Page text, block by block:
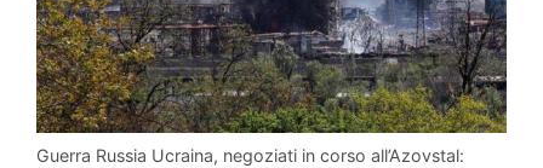
Guerra Russia Ucraina, negoziati in corso all’Azovstal: